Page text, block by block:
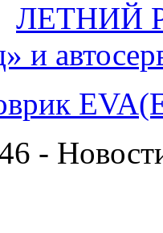
ЛЕТНИЙ
и
-